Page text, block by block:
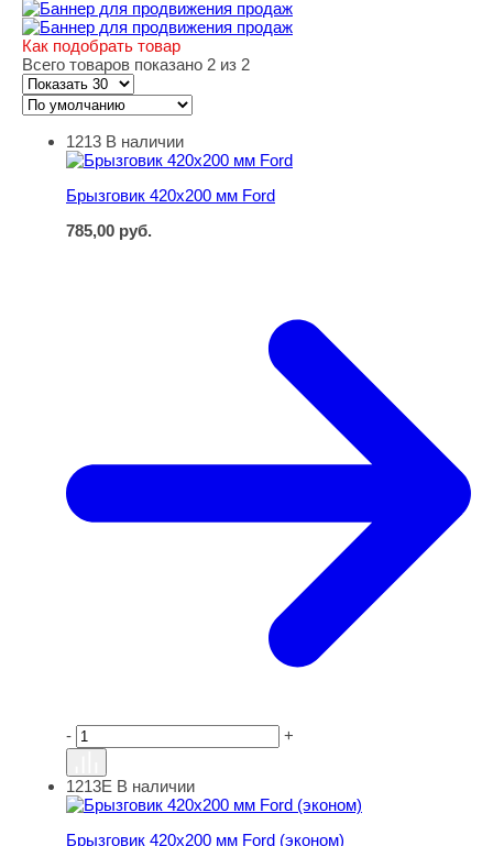
Как подобрать товар
Всего товаров показано 2 из 2
Брызговик 420х200 мм Ford
1213 В наличии
Брызговик 420х200 мм Ford
785,00 руб.
- +
Брызговик 420х200 мм Ford (эконом)
1213Е В наличии
Брызговик 420х200 мм Ford (эконом)